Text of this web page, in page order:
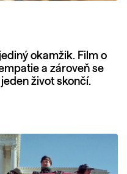
okamžik. Film o
a zároveň se
život skončí.